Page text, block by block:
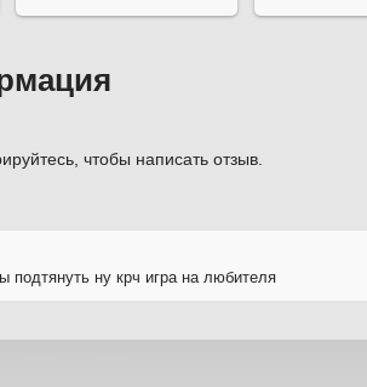
чтобы написать отзыв.
подтянуть ну крч игра на любителя